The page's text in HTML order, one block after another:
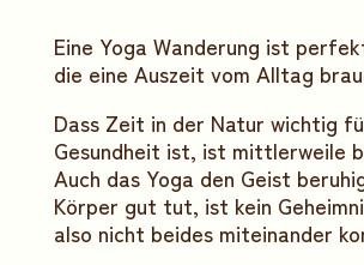
Eine Yoga Wanderung ist
die eine Auszeit vom Alltag
Dass Zeit in der Natur wichtig
Gesundheit ist, ist mittlerweile
Auch das Yoga den Geist
Körper gut tut, ist kein
also nicht beides miteinander